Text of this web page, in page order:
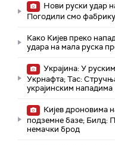
Нови руски удар
Погодили смо
Како Кијев преко
удара на мала руска
Украјина: У
Укрнафта; Тас:
украјинским нападима
Кијев дроновима
подземне базе; Билд:
немачки брод